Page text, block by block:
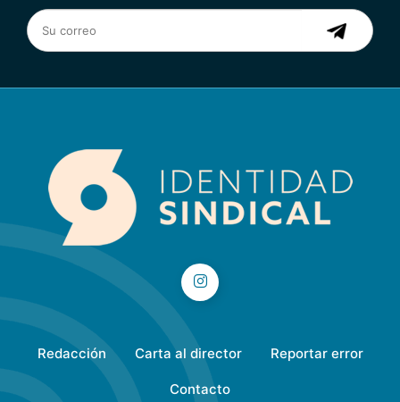
Redacción Carta al director Reportar error
Contacto